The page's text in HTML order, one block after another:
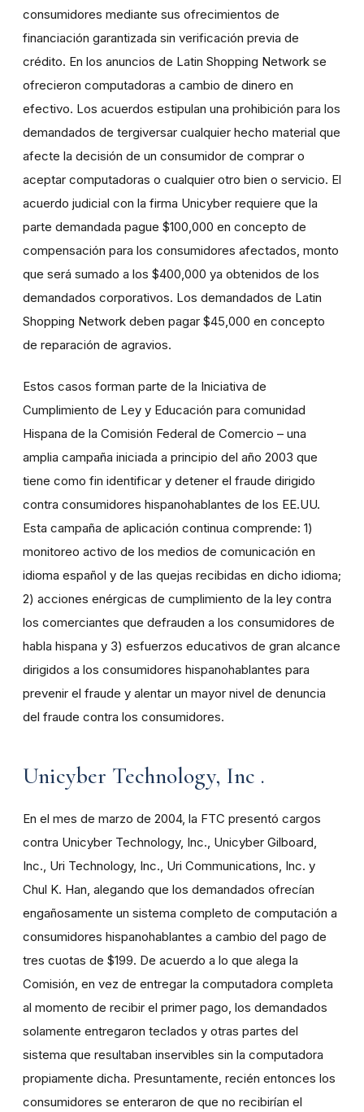
consumidores mediante sus ofrecimientos de
financiación garantizada sin verificación previa de
crédito. En los anuncios de Latin Shopping Network se
ofrecieron computadoras a cambio de dinero en
efectivo. Los acuerdos estipulan una prohibición para los
demandados de tergiversar cualquier hecho material que
afecte la decisión de un consumidor de comprar o
aceptar computadoras o cualquier otro bien o servicio. El
acuerdo judicial con la firma Unicyber requiere que la
parte demandada pague $100,000 en concepto de
compensación para los consumidores afectados, monto
que será sumado a los $400,000 ya obtenidos de los
demandados corporativos. Los demandados de Latin
Shopping Network deben pagar $45,000 en concepto
de reparación de agravios.
Estos casos forman parte de la Iniciativa de
Cumplimiento de Ley y Educación para comunidad
Hispana de la Comisión Federal de Comercio – una
amplia campaña iniciada a principio del año 2003 que
tiene como fin identificar y detener el fraude dirigido
contra consumidores hispanohablantes de los EE.UU.
Esta campaña de aplicación continua comprende: 1)
monitoreo activo de los medios de comunicación en
idioma español y de las quejas recibidas en dicho idioma;
2) acciones enérgicas de cumplimiento de la ley contra
los comerciantes que defrauden a los consumidores de
habla hispana y 3) esfuerzos educativos de gran alcance
dirigidos a los consumidores hispanohablantes para
prevenir el fraude y alentar un mayor nivel de denuncia
del fraude contra los consumidores.
Unicyber Technology, Inc .
En el mes de marzo de 2004, la FTC presentó cargos
contra Unicyber Technology, Inc., Unicyber Gilboard,
Inc., Uri Technology, Inc., Uri Communications, Inc. y
Chul K. Han, alegando que los demandados ofrecían
engañosamente un sistema completo de computación a
consumidores hispanohablantes a cambio del pago de
tres cuotas de $199. De acuerdo a lo que alega la
Comisión, en vez de entregar la computadora completa
al momento de recibir el primer pago, los demandados
solamente entregaron teclados y otras partes del
sistema que resultaban inservibles sin la computadora
propiamente dicha. Presuntamente, recién entonces los
consumidores se enteraron de que no recibirían el